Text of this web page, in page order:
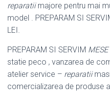
reparatiimajore pentru mai
model . PREPARAM SI
LEI.
PREPARAM SI SERVIM MESE
statie peco , vanzarea de
atelier service – reparatii
comercializarea de produse